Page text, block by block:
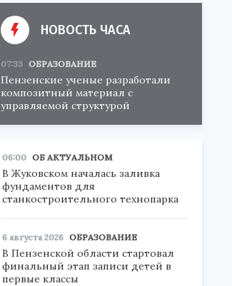
НОВОСТЬ ЧАСА
07:33 ОБРАЗОВАНИЕ
Пензенские ученые разработали
композитный материал с
управляемой структурой
06:00 ОБ АКТУАЛЬНОМ
В Жуковском началась заливка
фундаментов для
станкостроительного технопарка
6 августа 2026 ОБРАЗОВАНИЕ
В Пензенской области стартовал
финальный этап записи детей в
первые классы